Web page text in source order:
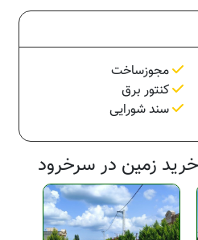
مجوزساخت
کنتور برق
سند شورایی
زمین در سرخرود